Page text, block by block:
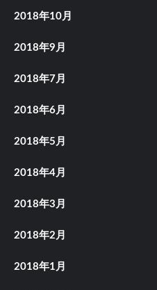
2018年10月
2018年9月
2018年7月
2018年6月
2018年5月
2018年4月
2018年3月
2018年2月
2018年1月